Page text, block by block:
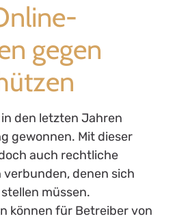
gegen
den letzten Jahren
gewonnen. Mit dieser
auch rechtliche
denen sich
müssen.
können für Betreiber von